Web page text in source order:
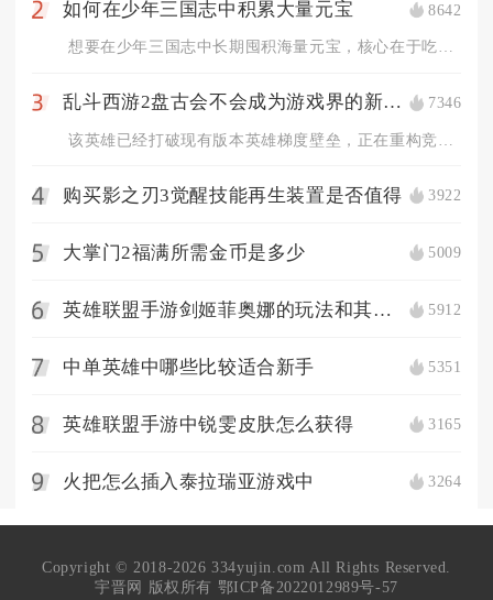
2 如何在少年三国志中积累大量元宝 8642
想要在少年三国志中长期囤积海量元宝，核心在于吃透所有固定产出...
3 乱斗西游2盘古会不会成为游戏界的新热门 7346
4 购买影之刃3觉醒技能再生装置是否值得 3922
5 大掌门2福满所需金币是多少 5009
6 英雄联盟手游剑姬菲奥娜的玩法和其他英雄有何不同 5912
7 中单英雄中哪些比较适合新手 5351
8 英雄联盟手游中锐雯皮肤怎么获得 3165
9 火把怎么插入泰拉瑞亚游戏中 3264
Copyright © 2018-2026 334yujin.com All Rights Reserved.
宇晋网 版权所有 鄂ICP备2022012989号-57